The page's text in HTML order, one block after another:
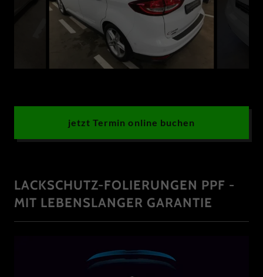
jetzt Termin online buchen
LACKSCHUTZ-FOLIERUNGEN PPF -
MIT LEBENSLANGER GARANTIE